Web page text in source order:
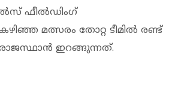
ഫീല്‍ഡിംഗ്
മത്സരം തോറ്റ ടീമില്‍ രണ്ട്
രാജസ്ഥാന്‍ ഇറങ്ങുന്നത്.